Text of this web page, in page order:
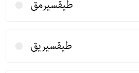
طیقسیرمق
طیقسیریق